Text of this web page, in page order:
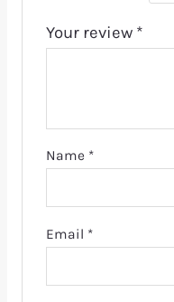
Your review *
Name *
Email *